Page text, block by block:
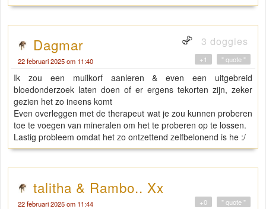
Dagmar 3 doggies
22 februari 2025 om 11:40 " quote "
+1
Ik zou een muilkorf aanleren & even een uitgebreid
bloedonderzoek laten doen of er ergens tekorten zijn, zeker
gezien het zo ineens komt
Even overleggen met de therapeut wat je zou kunnen proberen
toe te voegen van mineralen om het te proberen op te lossen.
Lastig probleem omdat het zo ontzettend zelfbelonend is he :/
talitha & Rambo.. Xx
22 februari 2025 om 11:44 " quote "
+0